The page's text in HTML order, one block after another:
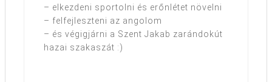
– elkezdeni sportolni és erőnlétet növelni
– felfejleszteni az angolom
– és végigjárni a Szent Jakab zarándokút
hazai szakaszát :)